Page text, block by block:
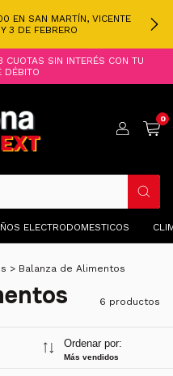
EN SAN MARTÍN, VICENTE
3 DE FEBRERO
SIN INTERÉS CON TU
DÉBITO
0
ELECTRODOMESTICOS
> Balanza de Alimentos
6 productos
Ordenar por:
Más vendidos